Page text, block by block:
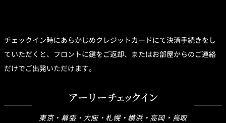
チェックイン時にあらかじめクレジットカードにて決済手続きをし
ていただくと、フロントに鍵をご返却、またはお部屋からのご連絡
だけでご出発いただけます。
アーリーチェックイン
東京・幕張・大阪・札幌・横浜・高岡・鳥取